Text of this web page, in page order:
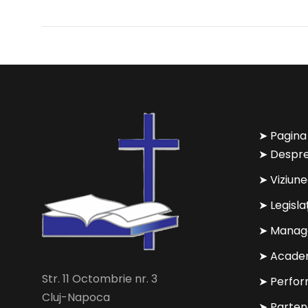
Str. 11 Octombrie nr. 3
Cluj-Napoca
➤
➤
➤
➤
➤
➤
➤